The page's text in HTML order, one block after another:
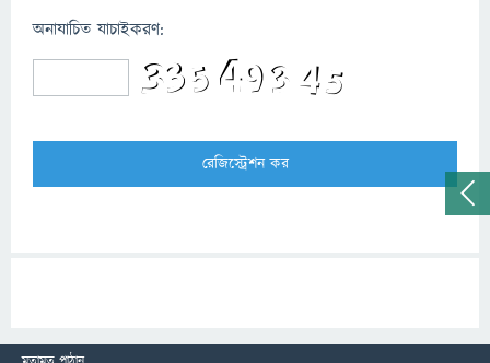
অনাযাচিত যাচাইকরণ: